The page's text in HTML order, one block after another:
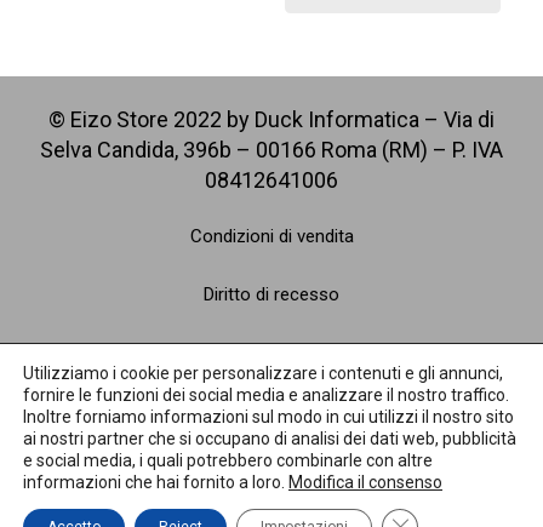
© Eizo Store 2022 by Duck Informatica – Via di
Selva Candida, 396b – 00166 Roma (RM) – P. IVA
08412641006
Condizioni di vendita
Diritto di recesso
Spedizioni
Pagamenti
Privacy Policy
Utilizziamo i cookie per personalizzare i contenuti e gli annunci,
fornire le funzioni dei social media e analizzare il nostro traffico.
Inoltre forniamo informazioni sul modo in cui utilizzi il nostro sito
ai nostri partner che si occupano di analisi dei dati web, pubblicità
e social media, i quali potrebbero combinarle con altre
informazioni che hai fornito a loro. Modifica il consenso
Close GDPR